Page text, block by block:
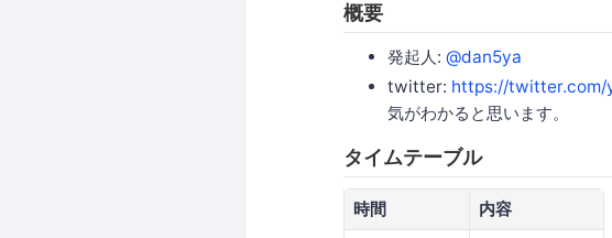
概要
発起人: @dan5ya
twitter: https://twitter.com/
気がわかると思います。
タイムテーブル
時間
内容